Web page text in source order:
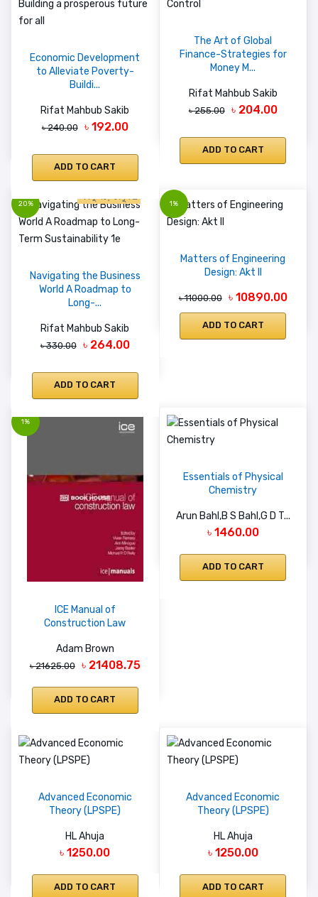
Economic Development
to Alleviate Poverty-
Buildi...
Rifat Mahbub Sakib
৳ 240.00 ৳ 192.00
ADD TO CART
The Art of Global
Finance-Strategies for
Money M...
Rifat Mahbub Sakib
৳ 255.00 ৳ 204.00
ADD TO CART
20%
একটু পড়ে দেখুন
Navigating the Business
World A Roadmap to
Long-...
Rifat Mahbub Sakib
৳ 330.00 ৳ 264.00
ADD TO CART
1%
Matters of Engineering
Design: Akt II
৳ 11000.00 ৳ 10890.00
ADD TO CART
1%
ICE Manual of
Construction Law
Adam Brown
৳ 21625.00 ৳ 21408.75
ADD TO CART
Essentials of Physical
Chemistry
Arun Bahl,B S Bahl,G D T...
৳ 1460.00
ADD TO CART
Advanced Economic
Theory (LPSPE)
HL Ahuja
৳ 1250.00
ADD TO CART
Advanced Economic
Theory (LPSPE)
HL Ahuja
৳ 1250.00
ADD TO CART